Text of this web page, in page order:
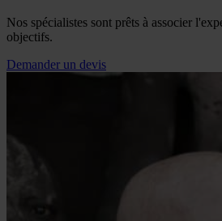
Nos spécialistes sont prêts à associer
objectifs.
Demander un devis